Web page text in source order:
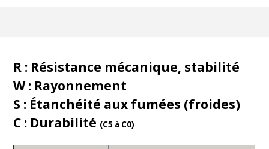
R : Résistance mécanique, stabilité
W : Rayonnement
S : Étanchéité aux fumées (froides)
C : Durabilité (C5 à C0)